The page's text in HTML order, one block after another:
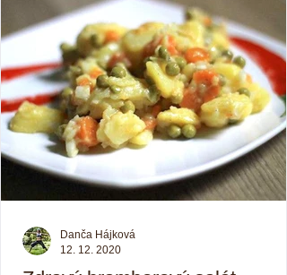
Danča Hájková
12. 12. 2020